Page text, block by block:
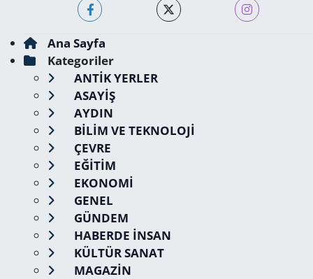
Ana Sayfa
Kategoriler
ANTİK YERLER
ASAYİŞ
AYDIN
BİLİM VE TEKNOLOJİ
ÇEVRE
EĞİTİM
EKONOMİ
GENEL
GÜNDEM
HABERDE İNSAN
KÜLTÜR SANAT
MAGAZİN